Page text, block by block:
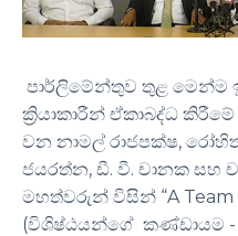
පාර්ලිමේන්තුව තුළ මෙන්ම
ක්‍රියාකාරීන් ඒකාබද්ධ
වන නාමල් රාජපක්ෂ,
ජයරත්න, ඩී. වී. චානක සහ
මහත්වරුන් විසින් “A Team
(විශිෂ්ඨයන්ගේ කණ්ඩායම